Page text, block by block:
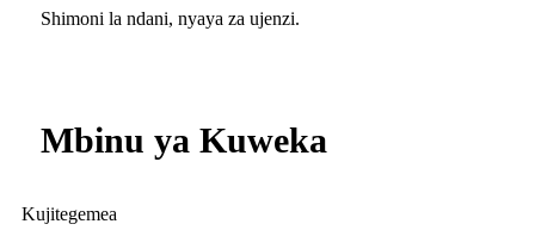
Shimoni la ndani, nyaya za ujenzi.
Mbinu ya Kuweka
Kujitegemea